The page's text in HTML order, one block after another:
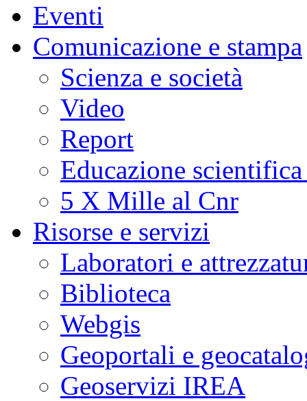
Eventi
Comunicazione e stampa
Scienza e società
Video
Report
Educazione
5 X Mille al Cnr
Risorse e servizi
Laboratori e
Biblioteca
Webgis
Geoportali e
Geoservizi IREA